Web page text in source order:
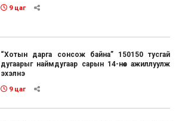
9 цаг
“Хотын дарга сонсож байна” 150150 тусгай
дугаарыг наймдугаар сарын 14-нөөс ажиллуулж
эхэлнэ
9 цаг